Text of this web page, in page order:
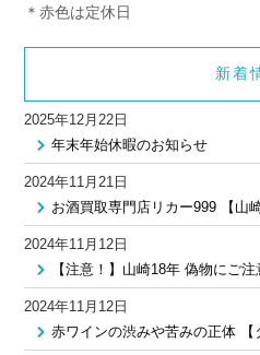
＊赤色は定休日
新着
2025年12月22日
年末年始休暇のお知らせ
2024年11月21日
お酒買取専門店リカー999 【山
2024年11月12日
【注意！】山崎18年 偽物にご
2024年11月12日
赤ワインの渋みや苦みの正体 【